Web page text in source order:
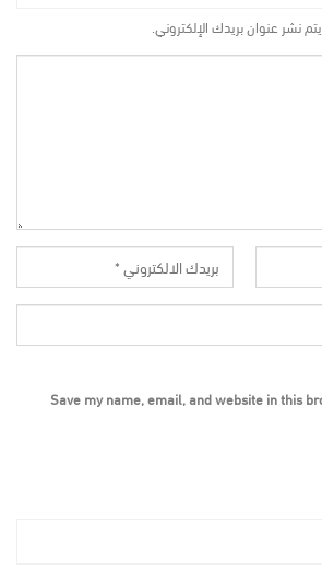
نشر عنوان بريدك الإلكتروني.
Save my name, email, and website in this